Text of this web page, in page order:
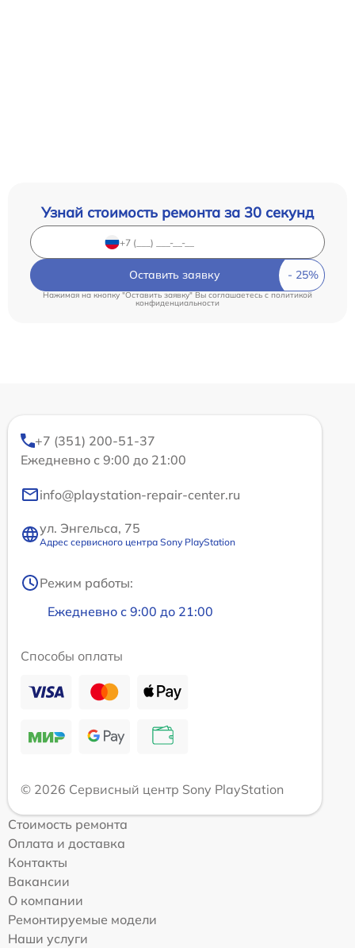
Узнай стоимость ремонта за 30 секунд
Оставить заявку
Нажимая на кнопку "Оставить заявку" Вы соглашаетесь cполитикой
конфиденциальности
+7 (351) 200-51-37
Ежедневно с 9:00 до 21:00
info@playstation-repair-center.ru
ул. Энгельса, 75
Адрес сервисного центра Sony PlayStation
Режим работы:
Ежедневно с 9:00 до 21:00
Способы оплаты
© 2026 Сервисный центр Sony PlayStation
Стоимость ремонта
Оплата и доставка
Контакты
Вакансии
О компании
Ремонтируемые модели
Наши услуги